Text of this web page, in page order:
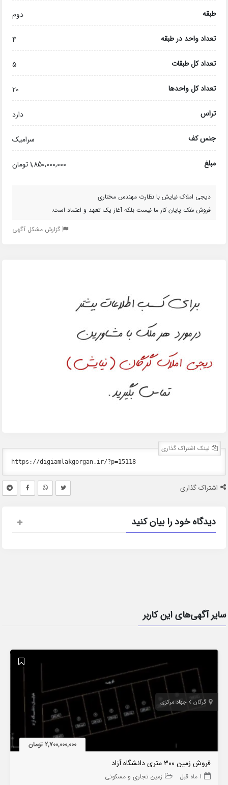
طبقه دوم
تعداد واحد در طبقه 4
تعداد کل طبقات 5
تعداد کل واحدها 20
تراس دارد
جنس کف سرامیک
مبلغ 1,850,000,000 تومان
دیجی املاک نیایش با نظارت مهندس مختاری
فروشملک پایان کار ما نیست بلکه آغاز یک تعهد و اعتماد است.
گزارش مشکل آگهی
لینک اشتراک گذاری
اشتراک گذاری
دیدگاه خود را بیان کنید
سایر آگهی‌های این کاربر
گرگان جهاد مرکزی
2,700,000,000 تومان
فروش زمین ۳۰۰ متری دانشگاه آزاد
1 ماه قبل زمین تجاری و مسکونی